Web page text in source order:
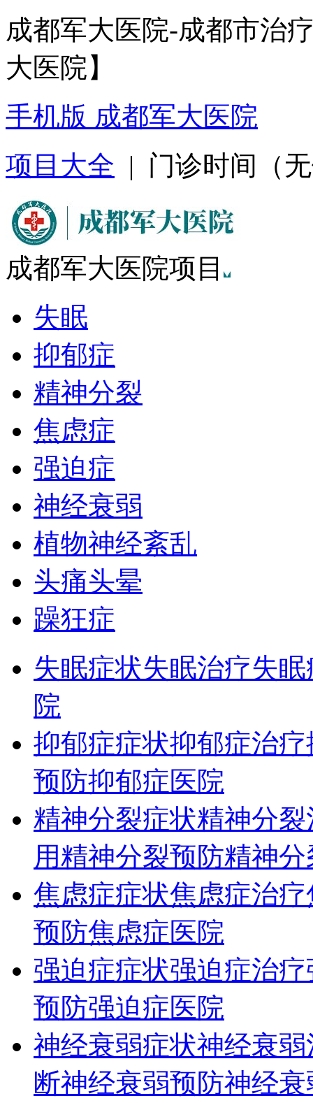
成都军大医院-成都市治
大医院】
手机版 成都军大医院
项目大全 | 门诊时间（
成都军大医院项目
失眠
抑郁症
精神分裂
焦虑症
强迫症
神经衰弱
植物神经紊乱
头痛头晕
躁狂症
失眠症状失眠治疗失
院
抑郁症症状抑郁症治疗
预防抑郁症医院
精神分裂症状精神分裂
用精神分裂预防精神
焦虑症症状焦虑症治疗
预防焦虑症医院
强迫症症状强迫症治疗
预防强迫症医院
神经衰弱症状神经衰弱
断神经衰弱预防神经